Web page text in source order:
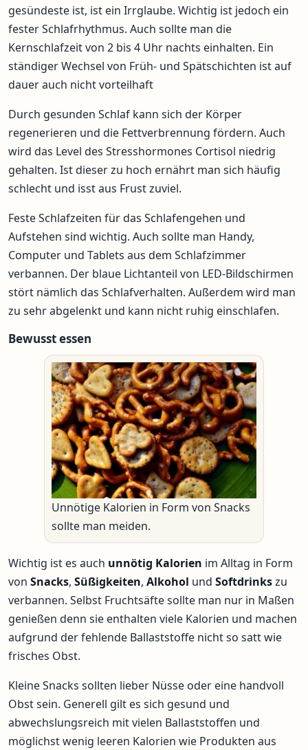
gesündeste ist, ist ein Irrglaube. Wichtig ist jedoch ein
fester Schlafrhythmus. Auch sollte man die
Kernschlafzeit von 2 bis 4 Uhr nachts einhalten. Ein
ständiger Wechsel von Früh- und Spätschichten ist auf
dauer auch nicht vorteilhaft
Durch gesunden Schlaf kann sich der Körper
regenerieren und die Fettverbrennung fördern. Auch
wird das Level des Stresshormones Cortisol niedrig
gehalten. Ist dieser zu hoch ernährt man sich häufig
schlecht und isst aus Frust zuviel.
Feste Schlafzeiten für das Schlafengehen und
Aufstehen sind wichtig. Auch sollte man Handy,
Computer und Tablets aus dem Schlafzimmer
verbannen. Der blaue Lichtanteil von LED-Bildschirmen
stört nämlich das Schlafverhalten. Außerdem wird man
zu sehr abgelenkt und kann nicht ruhig einschlafen.
Bewusst essen
Unnötige Kalorien in Form von Snacks
sollte man meiden.
Wichtig ist es auch unnötig Kalorien im Alltag in Form
von Snacks, Süßigkeiten, Alkohol und Softdrinkszu
verbannen. Selbst Fruchtsäfte sollte man nur in Maßen
genießen denn sie enthalten viele Kalorien und machen
aufgrund der fehlende Ballaststoffe nicht so satt wie
frisches Obst.
Kleine Snacks sollten lieber Nüsse oder eine handvoll
Obst sein. Generell gilt es sich gesund und
abwechslungsreich mit vielen Ballaststoffen und
möglichst wenig leeren Kalorien wie Produkten aus